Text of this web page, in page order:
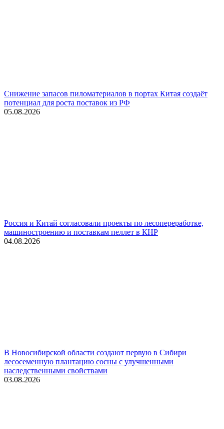
Снижение запасов пиломатериалов в портах Китая создаёт
потенциал для роста поставок из РФ
05.08.2026
Россия и Китай согласовали проекты по лесопереработке,
машиностроению и поставкам пеллет в КНР
04.08.2026
В Новосибирской области создают первую в Сибири
лесосеменную плантацию сосны с улучшенными
наследственными свойствами
03.08.2026